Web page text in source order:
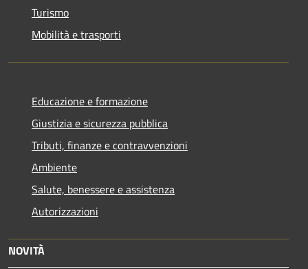
Turismo
Mobilità e trasporti
Educazione e formazione
Giustizia e sicurezza pubblica
Tributi, finanze e contravvenzioni
Ambiente
Salute, benessere e assistenza
Autorizzazioni
NOVITÀ